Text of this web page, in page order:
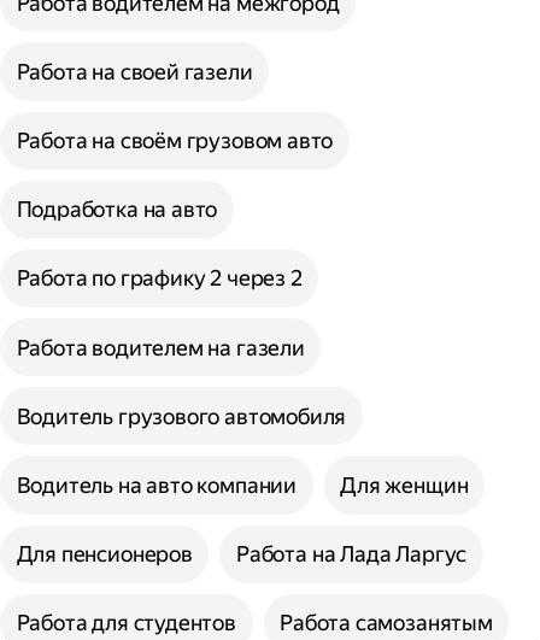
Работа на своей газели
Работа на своём грузовом авто
Подработка на авто
Работа по графику 2 через 2
Работа водителем на газели
Водитель грузового автомобиля
Водитель на авто компании Для женщин
Для пенсионеров Работа на Лада Ларгус
Работа для студентов Работа самозанятым